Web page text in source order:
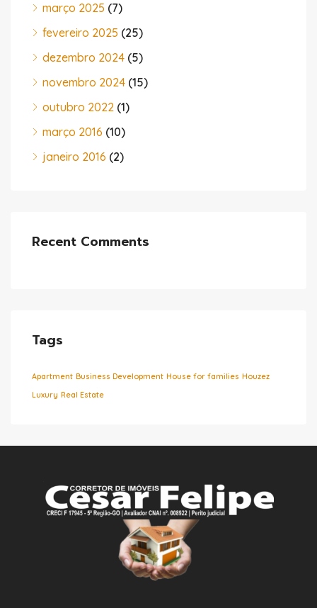
março 2025 (7)
fevereiro 2025 (25)
dezembro 2024 (5)
novembro 2024 (15)
outubro 2022 (1)
março 2016 (10)
janeiro 2016 (2)
Recent Comments
Tags
Apartment Business Development House for families Houzez
Luxury Real Estate